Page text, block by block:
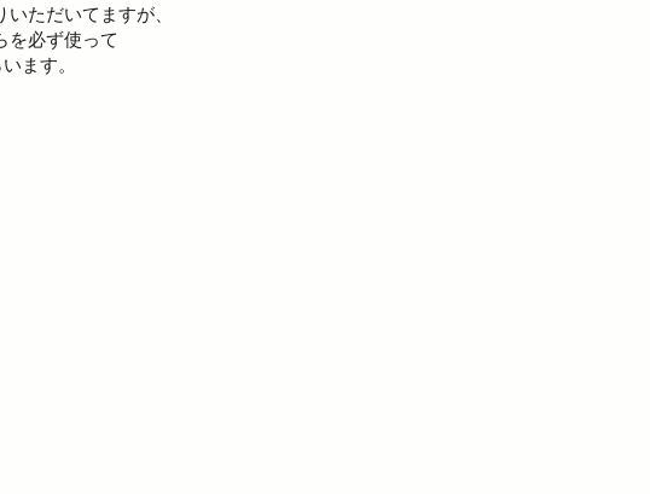
ただいてますが、
を必ず使って
ます。